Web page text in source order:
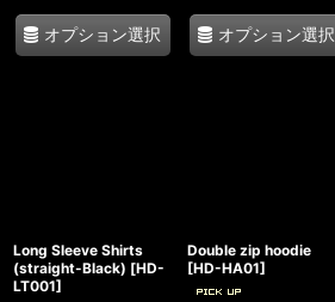
オプション選択 オプション選択
Long Sleeve Shirts
(straight-Black) [HD-
LT001]
Double zip hoodie
[HD-HA01]